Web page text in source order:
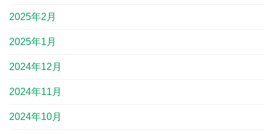
2025年2月
2025年1月
2024年12月
2024年11月
2024年10月